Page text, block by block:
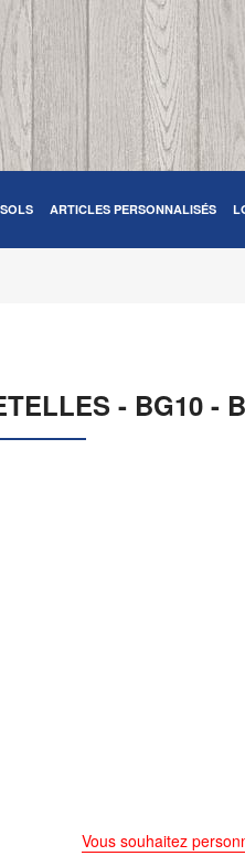
ARTICLES PERSONNALISÉS
- BG10 -
Vous souhaitez